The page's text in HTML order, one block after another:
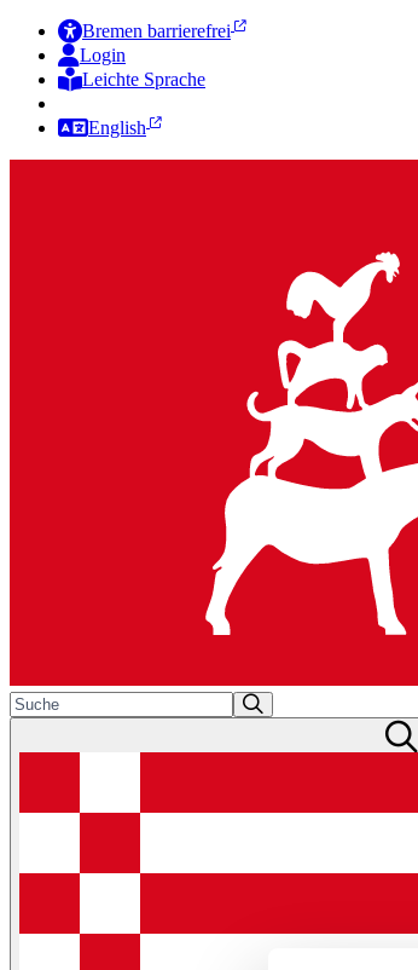
Bremen barrierefrei
Login
Leichte Sprache
English